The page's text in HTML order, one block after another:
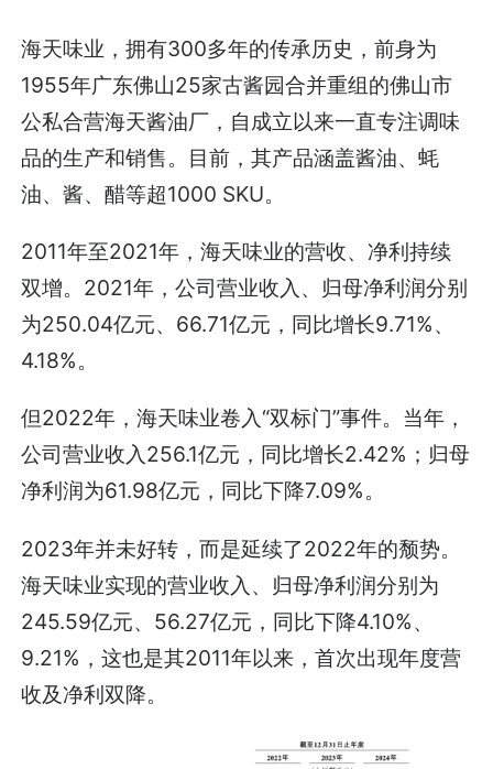
海天味业，拥有300多年的传承历史，前身为
1955年广东佛山25家古酱园合并重组的佛山市
公私合营海天酱油厂，自成立以来一直专注调味
品的生产和销售。目前，其产品涵盖酱油、蚝
油、酱、醋等超1000 SKU。
2011年至2021年，海天味业的营收、净利持续
双增。2021年，公司营业收入、归母净利润分别
为250.04亿元、66.71亿元，同比增长9.71%、
4.18%。
但2022年，海天味业卷入“双标门”事件。当年，
公司营业收入256.1亿元，同比增长2.42%；归母
净利润为61.98亿元，同比下降7.09%。
2023年并未好转，而是延续了2022年的颓势。
海天味业实现的营业收入、归母净利润分别为
245.59亿元、56.27亿元，同比下降4.10%、
9.21%，这也是其2011年以来，首次出现年度营
收及净利双降。